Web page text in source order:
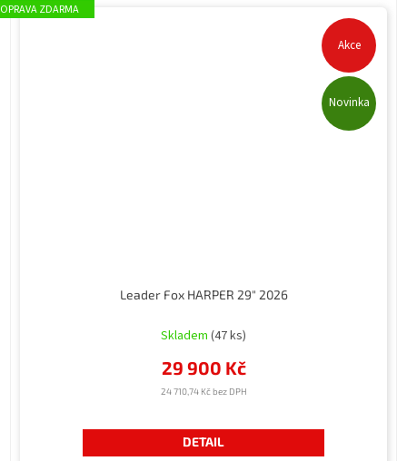
Akce
Novinka
ZDARMA
Leader Fox HARPER 29" 2026
hodnocení
je
5,0
hvězdiček.
Skladem (47 ks)
24 710,74 Kč bez DPH
29 900 Kč
DETAIL